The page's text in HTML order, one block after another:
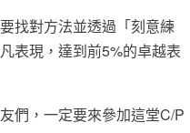
找對方法並透過「刻意練
表現，達到前5%的卓越表
們，一定要來參加這堂C/P